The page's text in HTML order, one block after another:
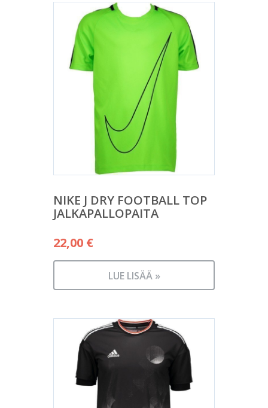
NIKE J DRY FOOTBALL TOP
JALKAPALLOPAITA
22,00 €
LUE LISÄÄ »